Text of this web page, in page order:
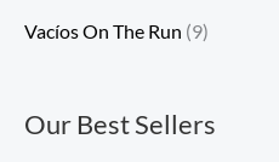
Vacíos On The Run (9)
Our Best Sellers